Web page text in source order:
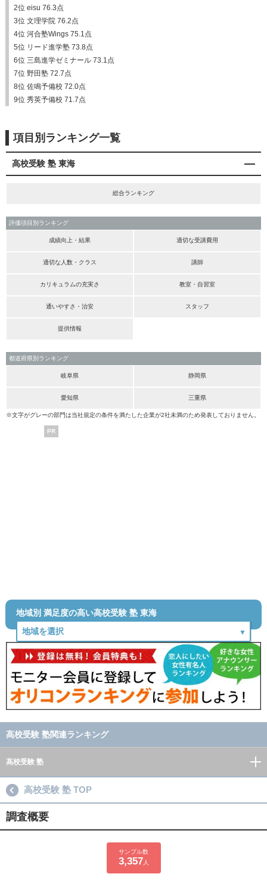
2位 eisu 76.3点
3位 文理学院 76.2点
4位 河合塾Wings 75.1点
5位 リード進学塾 73.8点
6位 三島進学ゼミナール 73.1点
7位 野田塾 72.7点
8位 佐鳴予備校 72.0点
9位 秀英予備校 71.7点
項目別ランキング一覧
高校受験 塾 東海
総合ランキング
評価項目別ランキング
成績向上・結果 適切な受講費用
適切な人数・クラス 講師
カリキュラムの充実さ 教室・自習室
通いやすさ・治安 スタッフ
提供情報
都道府県別ランキング
岐阜県 静岡県
愛知県 三重県
※文字がグレーの部門は当社規定の条件を満たした企業が2社未満のため発表しておりません。
PR
地域別 満足度の高い高校受験 塾 東海
高校受験 塾関連ランキング
高校受験 塾
高校受験 塾 TOP
調査概要
サンプル数
3,357 人